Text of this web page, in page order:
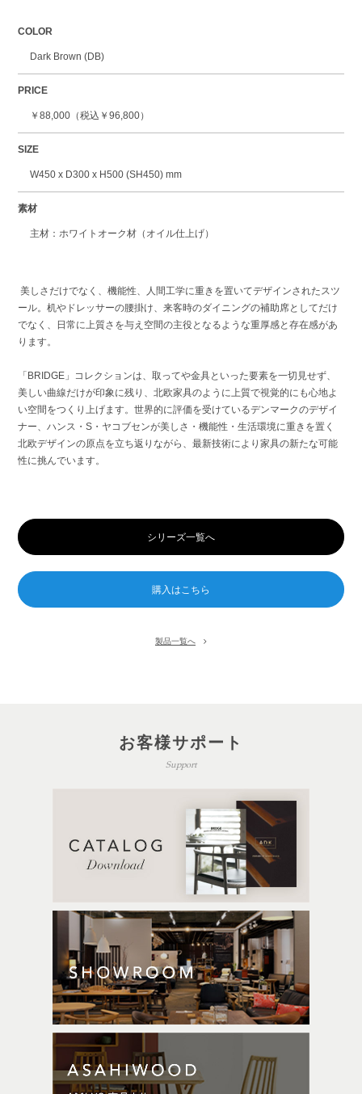
COLOR
Dark Brown (DB)
PRICE
￥88,000（税込￥96,800）
SIZE
W450 x D300 x H500 (SH450) mm
素材
主材：ホワイトオーク材（オイル仕上げ）
美しさだけでなく、機能性、人間工学に重きを置いてデザインされたスツ
ール。机やドレッサーの腰掛け、来客時のダイニングの補助席としてだけ
でなく、日常に上質さを与え空間の主役となるような重厚感と存在感があ
ります。
「BRIDGE」コレクションは、取ってや金具といった要素を一切見せず、
美しい曲線だけが印象に残り、北欧家具のように上質で視覚的にも心地よ
い空間をつくり上げます。世界的に評価を受けているデンマークのデザイ
ナー、ハンス・S・ヤコブセンが美しさ・機能性・生活環境に重きを置く
北欧デザインの原点を立ち返りながら、最新技術により家具の新たな可能
性に挑んでいます。
シリーズ一覧へ
製品一覧へ
お客様サポート
Support